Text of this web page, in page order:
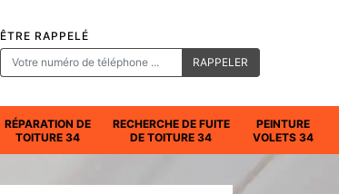
ÊTRE RAPPELÉ
RÉPARATION DE
TOITURE 34
RECHERCHE DE FUITE
DE TOITURE 34
PEINTURE
VOLETS 34